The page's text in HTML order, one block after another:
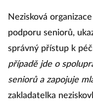
Nezisková
podporu seniorů,
správný přístup k
případě jde o
seniorů a zapojuje
zakladatelka